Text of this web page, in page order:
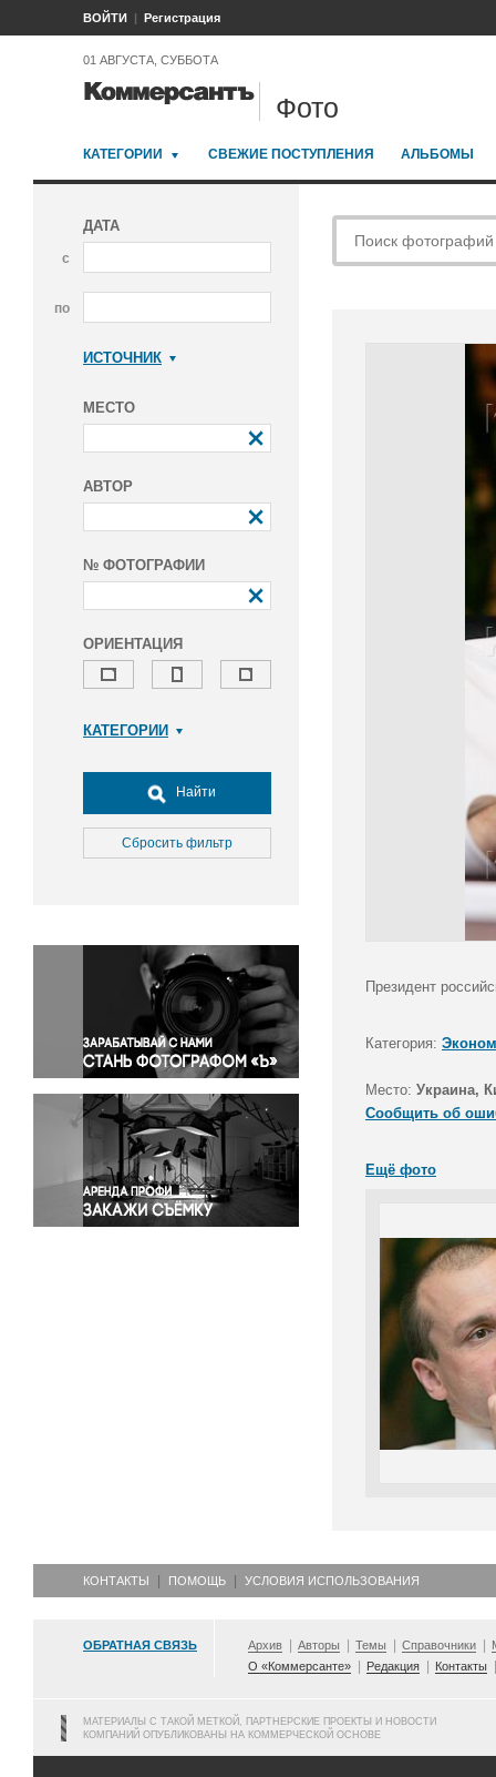
ВОЙТИ Регистрация
01 АВГУСТА, СУББОТА
Фото
КАТЕГОРИИ СВЕЖИЕ ПОСТУПЛЕНИЯ АЛЬБОМЫ
ДАТА
с
по
ИСТОЧНИК
МЕСТО
АВТОР
№ ФОТОГРАФИИ
ОРИЕНТАЦИЯ
КАТЕГОРИИ
Досуг, туризм и отдых
Культура
Медицина
Окружающая среда
Политика
Правосудие
Происшествия и конфликты
Религия
Светская жизнь
Спорт
Экология
Экономика и бизнес
Найти
Сбросить фильтр
Президент
Категория:
Место: Украина,
Сообщить об
Ещё фото
КОНТАКТЫ ПОМОЩЬ УСЛОВИЯ ИСПОЛЬЗОВАНИЯ
ОБРАТНАЯ СВЯЗЬ Архив Авторы Темы Справочники
О «Коммерсанте»
Редакция Контакты
МАТЕРИАЛЫ С ТАКОЙ МЕТКОЙ, ПАРТНЕРСКИЕ ПРОЕКТЫ И НОВОСТИ
КОМПАНИЙ ОПУБЛИКОВАНЫ НА КОММЕРЧЕСКОЙ ОСНОВЕ